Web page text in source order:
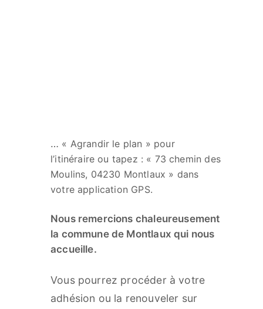
… « Agrandir le plan » pour
l’itinéraire ou tapez : « 73 chemin des
Moulins, 04230 Montlaux » dans
votre application GPS.
Nous remercions chaleureusement
la commune de Montlaux qui nous
accueille.
Vous pourrez procéder à votre
adhésion ou la renouveler sur